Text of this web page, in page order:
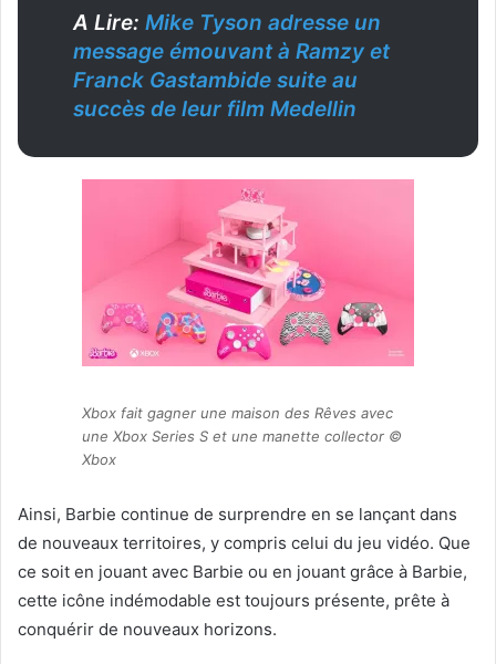
A Lire: Mike Tyson adresse un
message émouvant à Ramzy et
Franck Gastambide suite au
succès de leur film Medellin
Xbox fait gagner une maison des Rêves avec
une Xbox Series S et une manette collector ©
Xbox
Ainsi, Barbie continue de surprendre en se lançant dans
de nouveaux territoires, y compris celui du jeu vidéo. Que
ce soit en jouant avec Barbie ou en jouant grâce à Barbie,
cette icône indémodable est toujours présente, prête à
conquérir de nouveaux horizons.